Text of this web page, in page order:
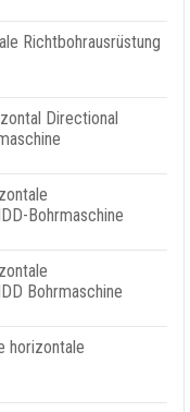
Richtbohrausrüstung
Directional
Bohrmaschine
Bohrmaschine
horizontale